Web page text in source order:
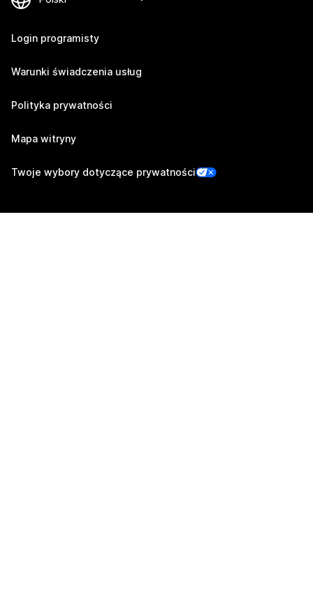
Login programisty
Warunki świadczenia usług
Polityka prywatności
Mapa witryny
Twoje wybory dotyczące prywatności